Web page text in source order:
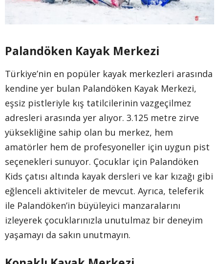
Palandöken Kayak Merkezi
Türkiye’nin en popüler kayak merkezleri arasında
kendine yer bulan Palandöken Kayak Merkezi,
eşsiz pistleriyle kış tatilcilerinin vazgeçilmez
adresleri arasında yer alıyor. 3.125 metre zirve
yüksekliğine sahip olan bu merkez, hem
amatörler hem de profesyoneller için uygun pist
seçenekleri sunuyor. Çocuklar için Palandöken
Kids çatısı altında kayak dersleri ve kar kızağı gibi
eğlenceli aktiviteler de mevcut. Ayrıca, teleferik
ile Palandöken’in büyüleyici manzaralarını
izleyerek çocuklarınızla unutulmaz bir deneyim
yaşamayı da sakın unutmayın.